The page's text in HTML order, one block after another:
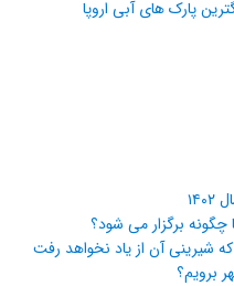
پارک های آبی اروپا
برگزار می شود؟
شیرینی آن از یاد نخواهد رفت
برویم؟